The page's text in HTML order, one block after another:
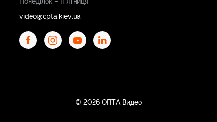
video@opta.kiev.ua
© 2026 ОПТА Видео